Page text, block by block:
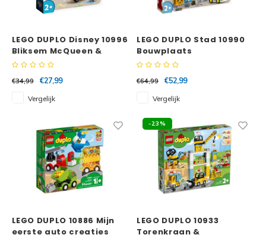
LEGO DUPLO Disney 10996
Bliksem McQueen &
Takel wasstraatpret
€34,99
€27,99
Vergelijk
LEGO DUPLO Stad 10990
Bouwplaats
€64,99
€52,99
Vergelijk
LEGO DUPLO 10886 Mijn
eerste auto creaties
-23%
LEGO DUPLO 10933
Torenkraan &